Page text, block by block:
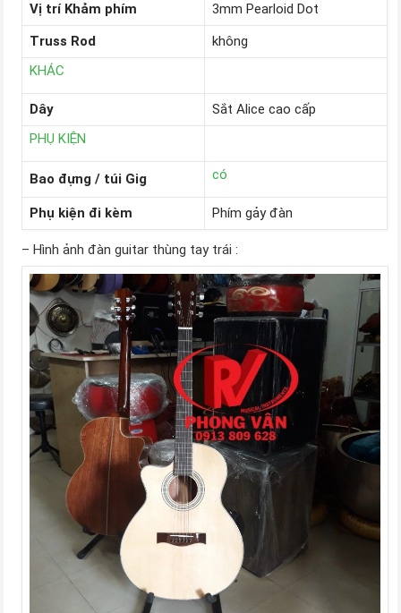
Vị trí Khảm phím
3mm Pearloid Dot
Truss Rod
không
KHÁC
Dây
Sắt Alice cao cấp
PHỤ KIỆN
Bao đựng / túi Gig có
Phụ kiện đi kèm Phím gảy đàn
– Hình ảnh đàn guitar thùng tay trái :